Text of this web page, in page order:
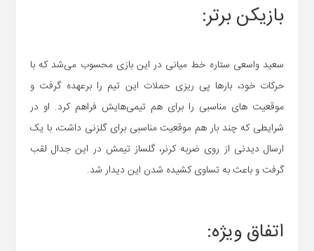
بازیکن برتر:
سعید واسعی ستاره خط میانی در این بازی محسوب می‌شد که با
حرکات خود، بارها پی ریزی حملات این تیم را برعهده گرفت و
موقعیت های مناسبی را برای هم تیمی‌هایش فراهم کرد. او در
شرایطی که چند بار هم موقعیت مناسبی برای گلزنی داشت، با یک
ارسال دیدنی از روی ضربه کرنر، گلساز تیمش در این جدال لقب
گرفت و باعث به تساوی کشیده شدن این دیدار شد.
اتفاق ویژه: